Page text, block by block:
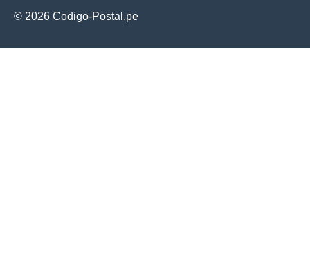
© 2026 Codigo-Postal.pe